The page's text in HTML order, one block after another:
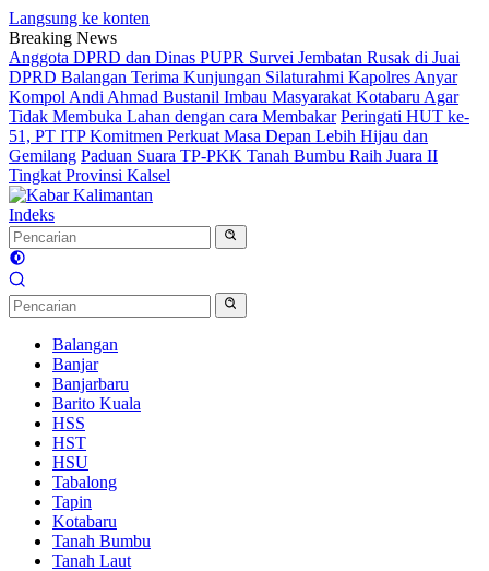
Langsung ke konten
Breaking News
Anggota DPRD dan Dinas PUPR Survei Jembatan Rusak di Juai
DPRD Balangan Terima Kunjungan Silaturahmi Kapolres Anyar
Kompol Andi Ahmad Bustanil Imbau Masyarakat Kotabaru Agar
Tidak Membuka Lahan dengan cara Membakar Peringati HUT ke-
51, PT ITP Komitmen Perkuat Masa Depan Lebih Hijau dan
Gemilang Paduan Suara TP-PKK Tanah Bumbu Raih Juara II
Tingkat Provinsi Kalsel
Indeks
Balangan
Banjar
Banjarbaru
Barito Kuala
HSS
HST
HSU
Tabalong
Tapin
Kotabaru
Tanah Bumbu
Tanah Laut